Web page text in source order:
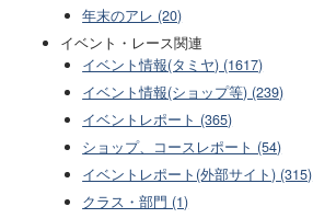
年末のアレ (20)
イベント・レース関連
イベント情報(タミヤ) (1617)
イベント情報(ショップ等) (239)
イベントレポート (365)
ショップ、コースレポート (54)
イベントレポート(外部サイト) (315)
クラス・部門 (1)